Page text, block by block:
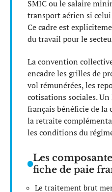
SMIC ou le salaire
transport aérien si
Ce cadre est
du travail pour le
La convention
encadre les grilles de
vol rémunérées, les
cotisations sociales.
français bénéficie de la
la retraite
les conditions du
Les
fiche de paie
Le traitement brut